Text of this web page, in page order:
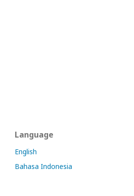
Language
English
Bahasa Indonesia